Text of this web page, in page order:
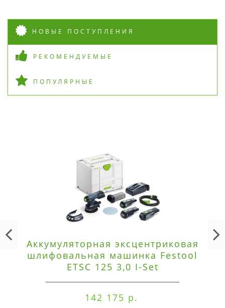
НОВЫЕ ПОСТУПЛЕНИЯ
РЕКОМЕНДУЕМЫЕ
ПОПУЛЯРНЫЕ
Аккумуляторная эксцентриковая
шлифовальная машинка Festool
ETSC 125 3,0 I-Set
142 175 р.